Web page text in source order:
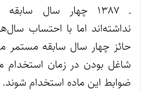
ـ ۱۳۸۷ چهار سال
نداشته‌اند اما با احتساب
حائز چهار سال سابقه مستمر
شاغل بودن در زمان استخدام
ضوابط این ماده استخدام شوند.